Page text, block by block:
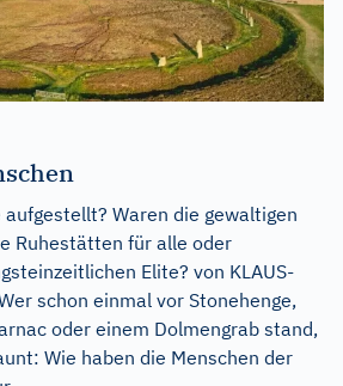
Waren die gewaltigen
Ruhestätten für alle oder
Elite? von KLAUS-
schon einmal vor Stonehenge,
oder einem Dolmengrab stand,
Wie haben die Menschen der